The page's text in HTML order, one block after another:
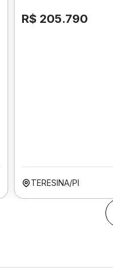
R$ 205.790
TERESINA/PI